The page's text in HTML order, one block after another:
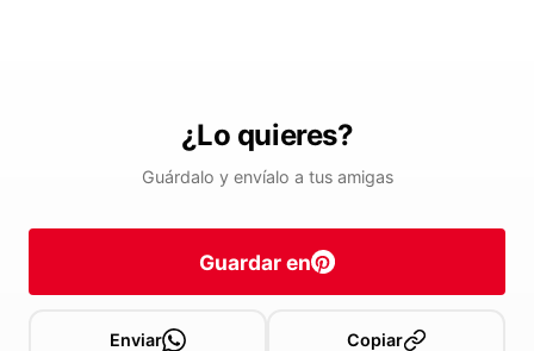
¿Lo quieres?
Guárdalo y envíalo a tus amigas
Guardar en
Enviar Copiar